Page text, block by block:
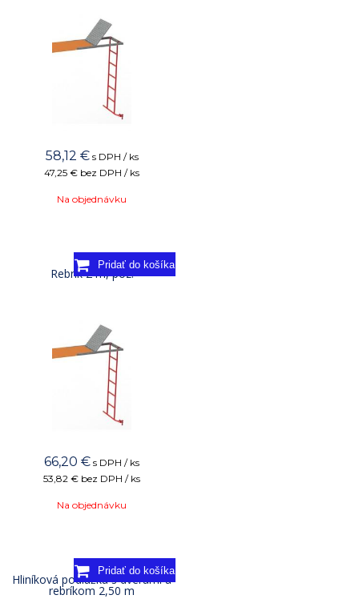
58,12 € s DPH / ks
47,25 € bez DPH / ks
Na objednávku
Rebrík 2 m, poz.
66,20 € s DPH / ks
53,82 € bez DPH / ks
Na objednávku
Hliníková podlážka s dverami a
rebríkom 2,50 m